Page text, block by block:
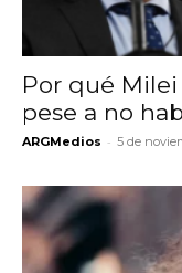
Por qué
pese a no
ARGMedios - 5 de